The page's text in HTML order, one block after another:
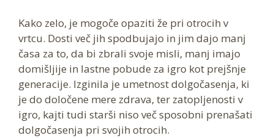
Kako zelo, je mogoče opaziti že pri otrocih v
vrtcu. Dosti več jih spodbujajo in jim dajo manj
časa za to, da bi zbrali svoje misli, manj imajo
domišljije in lastne pobude za igro kot prejšnje
generacije. Izginila je umetnost dolgočasenja, ki
je do določene mere zdrava, ter zatopljenosti v
igro, kajti tudi starši niso več sposobni prenašati
dolgočasenja pri svojih otrocih.